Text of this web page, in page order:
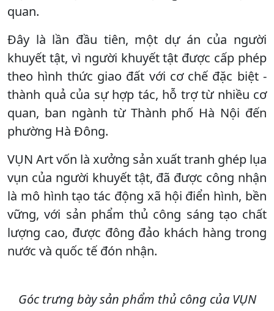
quan.
Đây là lần đầu tiên, một dự án của người
khuyết tật, vì người khuyết tật được cấp phép
theo hình thức giao đất với cơ chế đặc biệt -
thành quả của sự hợp tác, hỗ trợ từ nhiều cơ
quan, ban ngành từ Thành phố Hà Nội đến
phường Hà Đông.
VỤN Art vốn là xưởng sản xuất tranh ghép lụa
vụn của người khuyết tật, đã được công nhận
là mô hình tạo tác động xã hội điển hình, bền
vững, với sản phẩm thủ công sáng tạo chất
lượng cao, được đông đảo khách hàng trong
nước và quốc tế đón nhận.
Góc trưng bày sản phẩm thủ công của VỤN